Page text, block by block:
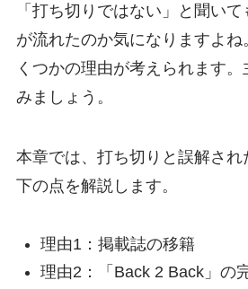
「打ち切りではない」と聞い
が流れたのか気になりますよ
くつかの理由が考えられます
みましょう。
本章では、打ち切りと誤解され
下の点を解説します。
理由1：掲載誌の移籍
理由2：「Back 2 Back」の